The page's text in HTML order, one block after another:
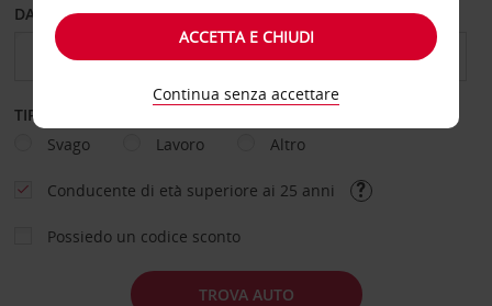
DAL GIORNO AL GIORNO
TIPOLOGIA DI NOLEGGIO
Svago
Lavoro Altro
Conducente di età superiore ai 25 anni
Possiedo un codice sconto
TROVA AUTO
ACCETTA E CHIUDI
Continua senza accettare